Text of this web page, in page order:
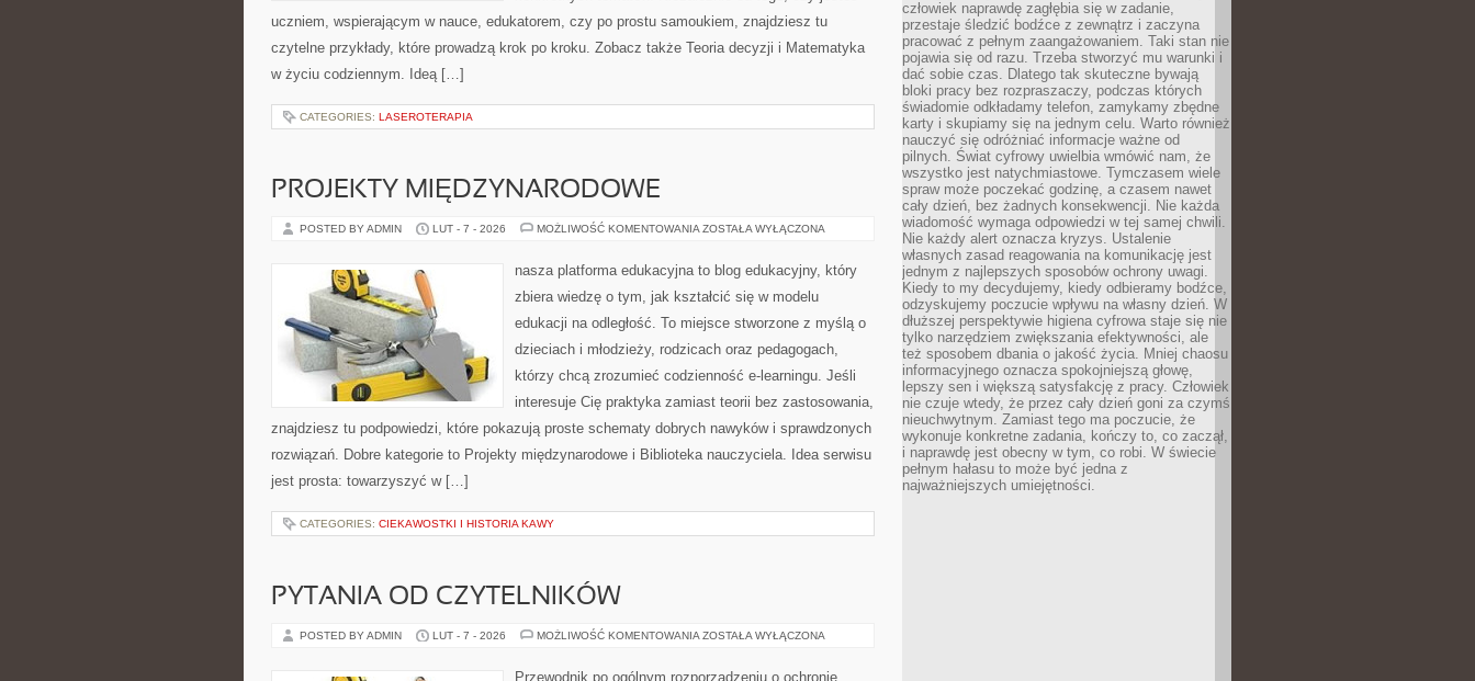
uczniem, wspierającym w nauce, edukatorem, czy po prostu samoukiem, znajdziesz tu
czytelne przykłady, które prowadzą krok po kroku. Zobacz także Teoria decyzji i Matematyka
w życiu codziennym. Ideą […]
CATEGORIES: LASEROTERAPIA
PROJEKTY MIĘDZYNARODOWE
POSTED BY ADMIN LUT - 7 - 2026 MOŻLIWOŚĆ KOMENTOWANIA PROJEKTY
ZOSTAŁA WYŁĄCZONA
nasza platforma edukacyjna to blog edukacyjny, który
zbiera wiedzę o tym, jak kształcić się w modelu
edukacji na odległość. To miejsce stworzone z myślą o
dzieciach i młodzieży, rodzicach oraz pedagogach,
którzy chcą zrozumieć codzienność e-learningu. Jeśli
interesuje Cię praktyka zamiast teorii bez zastosowania,
znajdziesz tu podpowiedzi, które pokazują proste schematy dobrych nawyków i sprawdzonych
rozwiązań. Dobre kategorie to Projekty międzynarodowe i Biblioteka nauczyciela. Idea serwisu
jest prosta: towarzyszyć w […]
CATEGORIES: CIEKAWOSTKI I HISTORIA KAWY
PYTANIA OD CZYTELNIKÓW
POSTED BY ADMIN LUT - 7 - 2026 MOŻLIWOŚĆ KOMENTOWANIA PYTANIA
ZOSTAŁA WYŁĄCZONA
Przewodnik po ogólnym rozporządzeniu o ochronie
człowiek naprawdę zagłębia się w zadanie,
przestaje śledzić bodźce z zewnątrz i zaczyna
pracować z pełnym zaangażowaniem. Taki stan nie
pojawia się od razu. Trzeba stworzyć mu warunki i
dać sobie czas. Dlatego tak skuteczne bywają
bloki pracy bez rozpraszaczy, podczas których
świadomie odkładamy telefon, zamykamy zbędne
karty i skupiamy się na jednym celu. Warto również
nauczyć się odróżniać informacje ważne od
pilnych. Świat cyfrowy uwielbia wmówić nam, że
wszystko jest natychmiastowe. Tymczasem wiele
spraw może poczekać godzinę, a czasem nawet
cały dzień, bez żadnych konsekwencji. Nie każda
wiadomość wymaga odpowiedzi w tej samej chwili.
Nie każdy alert oznacza kryzys. Ustalenie
własnych zasad reagowania na komunikację jest
jednym z najlepszych sposobów ochrony uwagi.
Kiedy to my decydujemy, kiedy odbieramy bodźce,
odzyskujemy poczucie wpływu na własny dzień. W
dłuższej perspektywie higiena cyfrowa staje się nie
tylko narzędziem zwiększania efektywności, ale
też sposobem dbania o jakość życia. Mniej chaosu
informacyjnego oznacza spokojniejszą głowę,
lepszy sen i większą satysfakcję z pracy. Człowiek
nie czuje wtedy, że przez cały dzień goni za czymś
nieuchwytnym. Zamiast tego ma poczucie, że
wykonuje konkretne zadania, kończy to, co zaczął,
i naprawdę jest obecny w tym, co robi. W świecie
pełnym hałasu to może być jedna z
najważniejszych umiejętności.